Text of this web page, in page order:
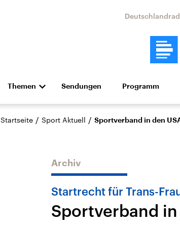
Themen
Die Nachrichten Politik Wirtschaft
Hörspiel und Feature Musik
Landtagswahl Sachsen-
USA
Sendungen Programm
Startseite / Sport Aktuell / Sportverband in den
Archiv
Startrecht für Trans-
Sportverband